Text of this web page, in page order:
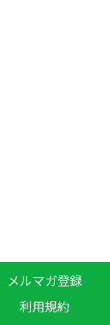
メルマガ登録
利用規約